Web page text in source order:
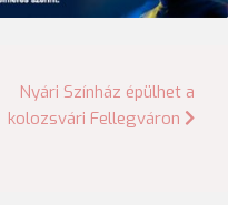
Nyári Színház épülhet a
kolozsvári Fellegváron